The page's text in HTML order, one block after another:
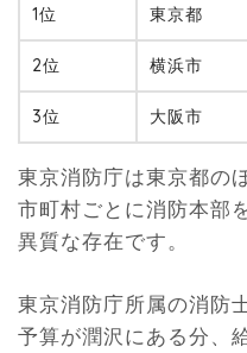
1位 東京都
2位 横浜市
3位 大阪市
東京消防庁は東京都の
市町村ごとに消防本部
異質な存在です。
東京消防庁所属の消防
予算が潤沢にある分、